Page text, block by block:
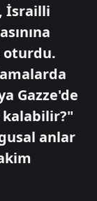
İsrailli
oturdu.
Gazze'de
kalabilir?"
anlar